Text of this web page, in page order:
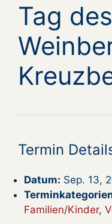
Tag
Termin
Datum: Sep. 13,
Familien/Kinder,